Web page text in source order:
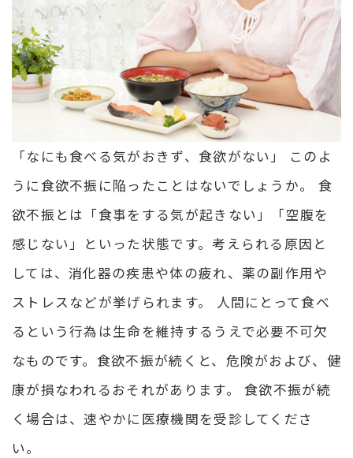
「なにも食べる気がおきず、食欲がない」 このよ
うに食欲不振に陥ったことはないでしょうか。 食
欲不振とは「食事をする気が起きない」「空腹を
感じない」といった状態です。考えられる原因と
しては、消化器の疾患や体の疲れ、薬の副作用や
ストレスなどが挙げられます。 人間にとって食べ
るという行為は生命を維持するうえで必要不可欠
なものです。食欲不振が続くと、危険がおよび、健
康が損なわれるおそれがあります。 食欲不振が続
く場合は、速やかに医療機関を受診してくださ
い。